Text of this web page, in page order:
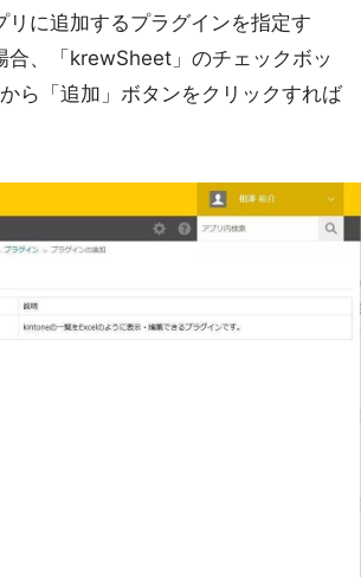
リに追加するプラグインを指定す
合、「krewSheet」のチェックボッ
ら「追加」ボタンをクリックすれば